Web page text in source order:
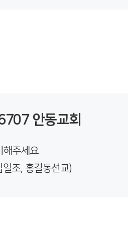
안동교회
해주세요
조, 홍길동선교)